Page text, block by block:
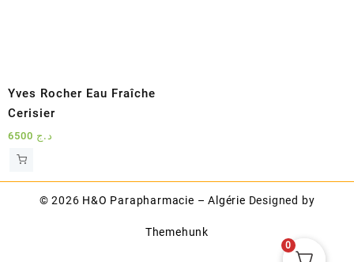
Yves Rocher Eau Fraîche
Cerisier
د.ج
© 2026 H&O Parapharmacie – Algérie Designed by
Themehunk
0